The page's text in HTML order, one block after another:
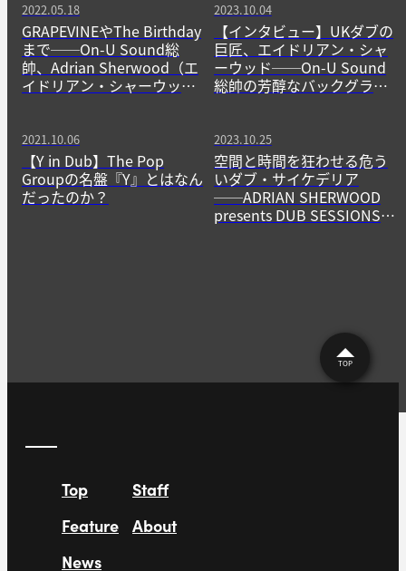
2022.05.18
GRAPEVINEやThe Birthday
まで──On-U Sound総
帥、Adrian Sherwood（エ
イドリアン・シャーウッ
2023.10.04
【インタビュー】UKダブの
巨匠、エイドリアン・シャ
ーウッド──On-U Sound
総帥の芳醇なバックグラウ
2021.10.06
【Y in Dub】The Pop
Groupの名盤『Y』とはなん
だったのか？
2023.10.25
空間と時間を狂わせる危う
いダブ・サイケデリア
──ADRIAN SHERWOOD
presents DUB SESSIONS
TOP
Top
Feature
News
Staff
About